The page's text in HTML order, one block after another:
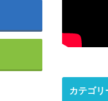
カテゴリ